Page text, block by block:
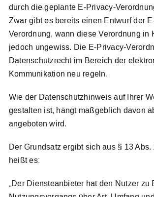
durch die geplante E-Privacy-
Zwar gibt es bereits einen Entwurf der
Verordnung, wann diese Verordnung in
jedoch ungewiss. Die E-Privacy-
Datenschutzrecht im Bereich der
Kommunikation neu regeln.
Wie der Datenschutzhinweis auf Ihrer
gestalten ist, hängt maßgeblich davon
angeboten wird.
Der Grundsatz ergibt sich aus § 13 Abs.
heißt es:
„Der Diensteanbieter hat den Nutzer zu